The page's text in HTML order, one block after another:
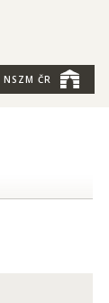
NSZM ČR